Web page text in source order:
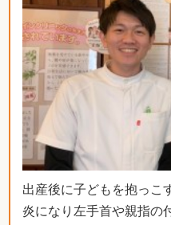
出産後に子どもを抱っこ
炎になり左手首や親指の